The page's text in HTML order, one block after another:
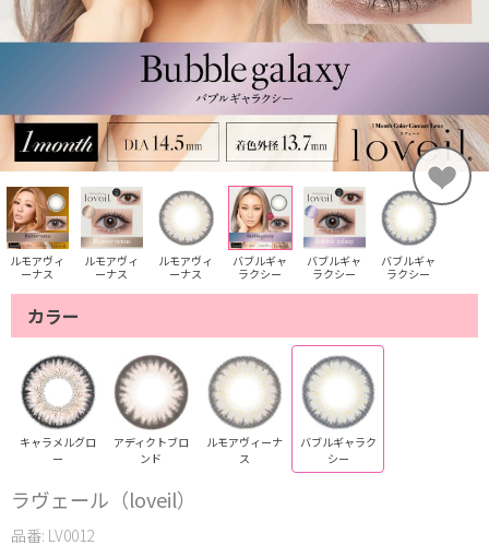
ルモアヴィ
ーナス
ルモアヴィ
ーナス
ルモアヴィ
ーナス
バブルギャ
ラクシー
バブルギャ
ラクシー
バブルギャ
ラクシー
カラー
キャラメルグロ
ー
アディクトブロ
ンド
ルモアヴィーナ
ス
バブルギャラク
シー
ラヴェール（loveil）
品番: LV0012